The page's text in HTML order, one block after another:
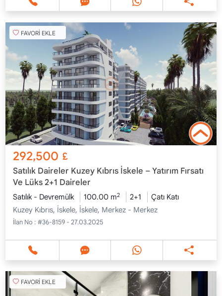
FAVORİ EKLE
292,500 £
Satılık Daireler Kuzey Kıbrıs İskele – Yatırım Fırsatı
Ve Lüks 2+1 Daireler
Satılık - Devremülk 100.00 m2 2+1
Çatı Katı
Kuzey Kıbrıs, İskele, İskele, Merkez - Merkez
İlan No : #36-8159 - 27.03.2025
FAVORİ EKLE